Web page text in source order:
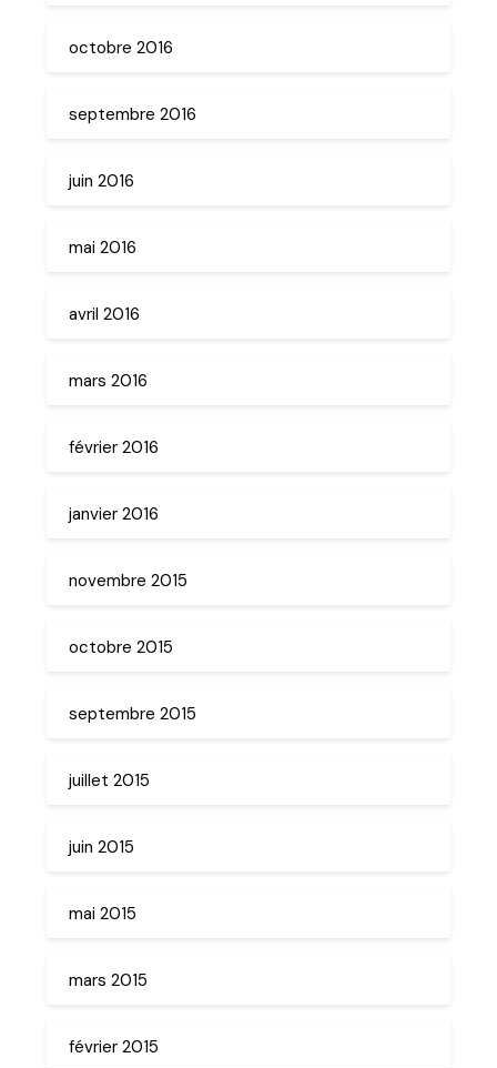
octobre 2016
septembre 2016
juin 2016
mai 2016
avril 2016
mars 2016
février 2016
janvier 2016
novembre 2015
octobre 2015
septembre 2015
juillet 2015
juin 2015
mai 2015
mars 2015
février 2015